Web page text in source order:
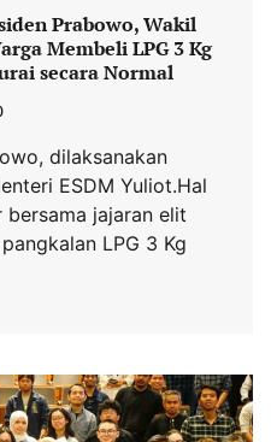
Prabowo, Wakil
Membeli LPG 3 Kg
secara Normal
dilaksanakan
ESDM Yuliot.Hal
jajaran elit
LPG 3 Kg